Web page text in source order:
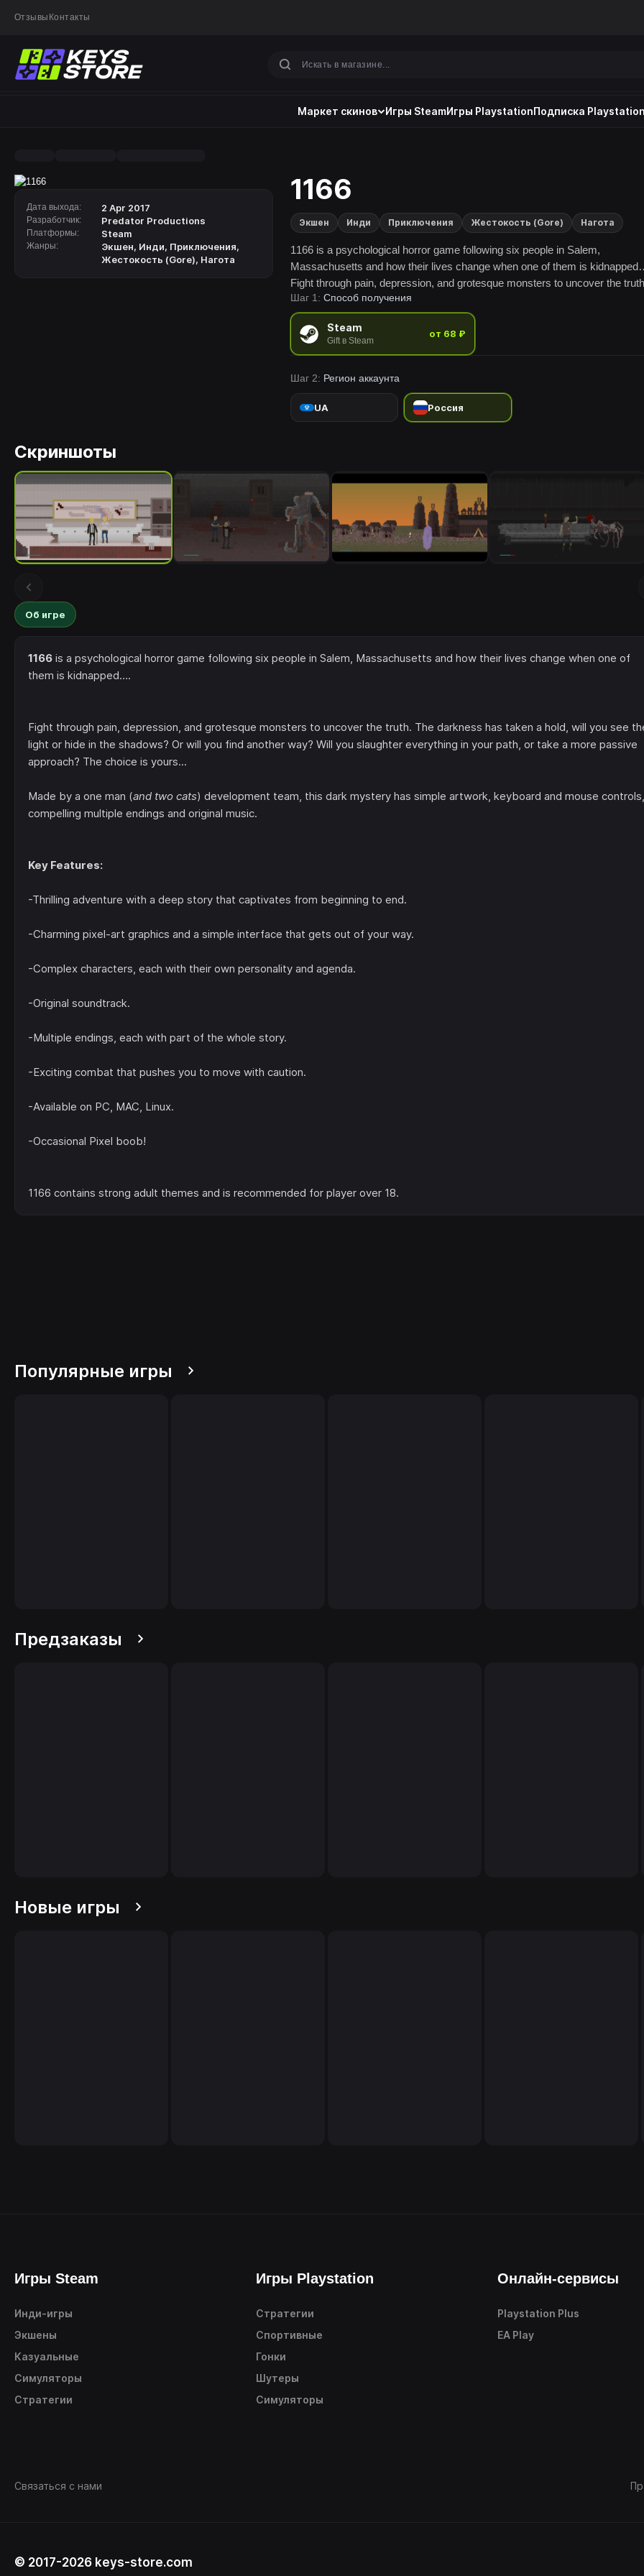
Отзывы Контакты
Маркет скинов Игры SteamИгры PlaystationПодписка
Дата выхода: 2 Apr 2017
Разработчик: Predator Productions
Платформы: Steam
Жанры: Экшен, Инди, Приключения,
Жестокость (Gore), Нагота
1166
Экшен Инди Приключения Жестокость (Gore) Нагота
1166 is a psychological horror game following six people in Salem,
Massachusetts and how their lives change when one of them is
Fight through pain, depression, and grotesque monsters to uncover the
The darkness has taken a hold, will you see the light or hide in the
Шаг 1: Способ получения
Steam
Gift в Steam
от 68 ₽
Шаг 2: Регион аккаунта
UA Россия
Скриншоты
Об игре
1166 is a psychological horror game following six people in Salem, Massachusetts and how their lives change when one of
them is kidnapped….
Fight through pain, depression, and grotesque monsters to uncover the truth. The darkness has taken a hold, will you see
light or hide in the shadows? Or will you find another way? Will you slaughter everything in your path, or take a more passive
approach? The choice is yours...
Made by a one man (and two cats) development team, this dark mystery has simple artwork, keyboard and mouse controls,
compelling multiple endings and original music.
Key Features:
-Thrilling adventure with a deep story that captivates from beginning to end.
-Charming pixel-art graphics and a simple interface that gets out of your way.
-Complex characters, each with their own personality and agenda.
-Original soundtrack.
-Multiple endings, each with part of the whole story.
-Exciting combat that pushes you to move with caution.
-Available on PC, MAC, Linux.
-Occasional Pixel boob!
1166 contains strong adult themes and is recommended for player over 18.
Популярные игры
Предзаказы
Новые игры
Игры Steam
Инди-игры
Экшены
Казуальные
Симуляторы
Стратегии
Игры Playstation
Стратегии
Спортивные
Гонки
Шутеры
Симуляторы
Онлайн-сервисы
Playstation Plus
EA Play
Связаться с нами
© 2017-2026 keys-store.com